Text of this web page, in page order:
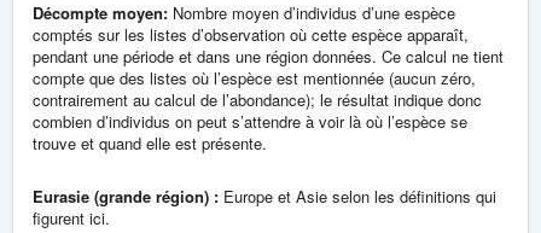
Décompte moyen: Nombre moyen d’individus d’une espèce
comptés sur les listes d’observation où cette espèce apparaît,
pendant une période et dans une région données. Ce calcul ne tient
compte que des listes où l’espèce est mentionnée (aucun zéro,
contrairement au calcul de l’abondance); le résultat indique donc
combien d’individus on peut s’attendre à voir là où l’espèce se
trouve et quand elle est présente.
Eurasie (grande région) : Europe et Asie selon les définitions qui
figurent ici.